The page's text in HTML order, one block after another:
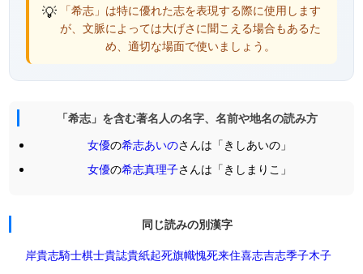
💡 「希志」は特に優れた志を表現する際に使用します
が、文脈によっては大げさに聞こえる場合もあるた
め、適切な場面で使いましょう。
「希志」を含む著名人の名字、名前や地名の読み方
女優の希志あいのさんは「きしあいの」
女優の希志真理子さんは「きしまりこ」
同じ読みの別漢字
岸貴志騎士棋士貴誌貴紙起死旗幟愧死来住喜志吉志季子木子